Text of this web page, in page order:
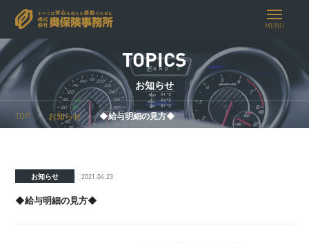
MENU
TOPICS
お知らせ
TOP お知らせ ◆給与明細の見方◆
お知らせ 2021.04.23
◆給与明細の見方◆